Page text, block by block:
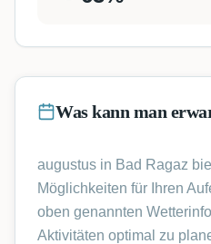
Was kann man
augustus in Bad Ragaz
Möglichkeiten für Ihren
oben genannten
Aktivitäten optimal zu